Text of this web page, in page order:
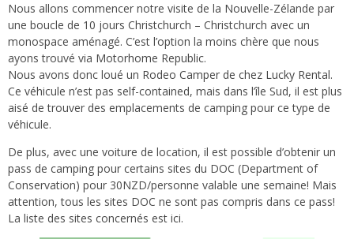
Nous allons commencer notre visite de la Nouvelle-Zélande par
une boucle de 10 jours Christchurch – Christchurch avec un
monospace aménagé. C’est l’option la moins chère que nous
ayons trouvé via Motorhome Republic.
Nous avons donc loué un Rodeo Camper de chez Lucky Rental.
Ce véhicule n’est pas self-contained, mais dans l’île Sud, il est plus
aisé de trouver des emplacements de camping pour ce type de
véhicule.
De plus, avec une voiture de location, il est possible d’obtenir un
pass de camping pour certains sites du DOC (Department of
Conservation) pour 30NZD/personne valable une semaine! Mais
attention, tous les sites DOC ne sont pas compris dans ce pass!
La liste des sites concernés est ici.